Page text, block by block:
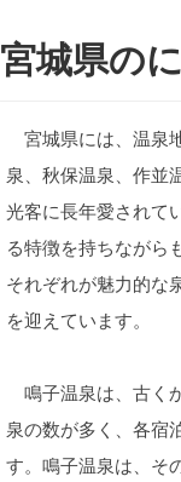
宮城県の
宮城県には、温泉
泉、秋保温泉、作並
光客に長年愛されて
る特徴を持ちながら
それぞれが魅力的な
を迎えています。
鳴子温泉は、古く
泉の数が多く、各宿
す。鳴子温泉は、そ